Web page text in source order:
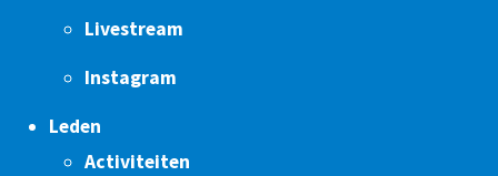
Livestream
Instagram
Leden
Activiteiten